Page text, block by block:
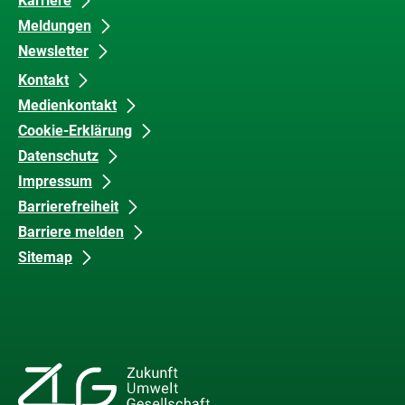
Meldungen
Newsletter
Kontakt
Medienkontakt
Cookie-Erklärung
Datenschutz
Impressum
Barrierefreiheit
Barriere melden
Sitemap